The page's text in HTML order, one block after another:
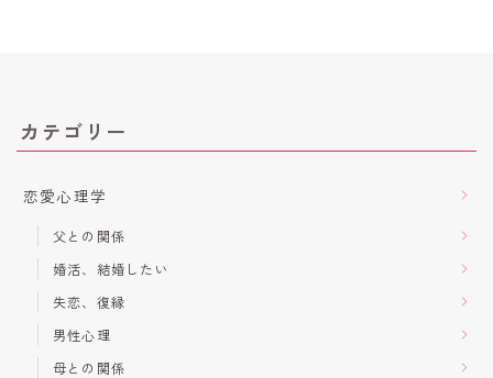
カテゴリー
恋愛心理学
父との関係
婚活、結婚したい
失恋、復縁
男性心理
母との関係